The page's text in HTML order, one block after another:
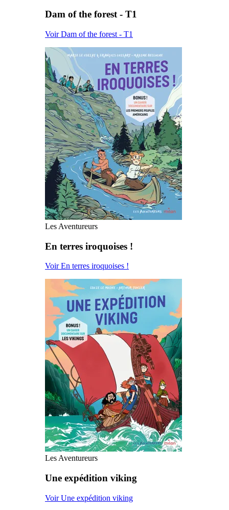
Dam of the forest - T1
Voir Dam of the forest - T1
Les Aventureurs
En terres iroquoises !
Voir En terres iroquoises !
Les Aventureurs
Une expédition viking
Voir Une expédition viking